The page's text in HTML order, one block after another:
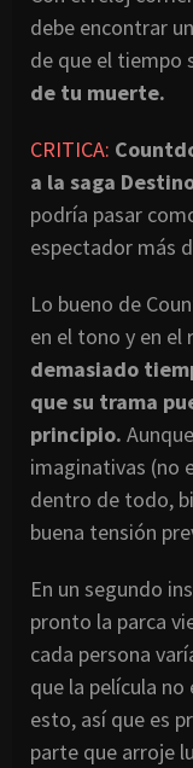
debe encontrar
de que el tiempo
de tu muerte.
CRITICA:
a la saga
podría pasar
espectador más
Lo bueno de
en el tono y en el
demasiado
que su trama
principio.
imaginativas (no
dentro de todo,
buena tensión
En un segundo
pronto la parca
cada persona
que la película
esto, así que es
parte que arroje